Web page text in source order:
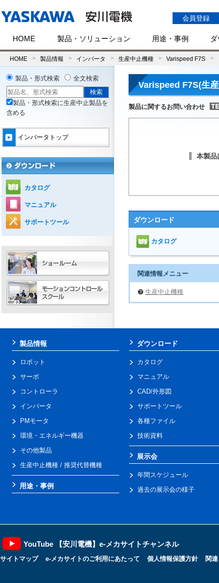
会員登録
HOME 製品・ソリューション 用途・事例
HOME 製品情報 インバータ 生産中止機種 Varispeed F7S
Varispeed F7S(生
製品に関するお問い合わせ
本製品
ダウンロード
カタログ
関連情報メニュー
生産中止機種
製品・形式検索 全文検索
製品・形式検索に生産中止製品を
含める
インバータトップ
カタログ
マニュアル
サポートツール
製品情報
ロボット
サーボ
コントローラ
インバータ
PMモータ
環境・エネルギー機器
その他製品
生産中止機種 / 推奨代替機種
用途・事例
ダウンロード
カタログ
マニュアル
CAD/外形図
サポートツール
各種ファイル
技術資料
展示会
年間スケジュール
過去の展示会の様子
YouTube 【安川電機】e-メカサイトチャンネル
サイトマップ e-メカサイトのご利用にあたって 個人情報保護方針 関